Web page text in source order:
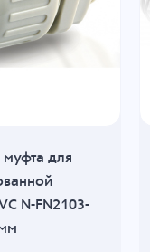
муфта для
N-FN2103-